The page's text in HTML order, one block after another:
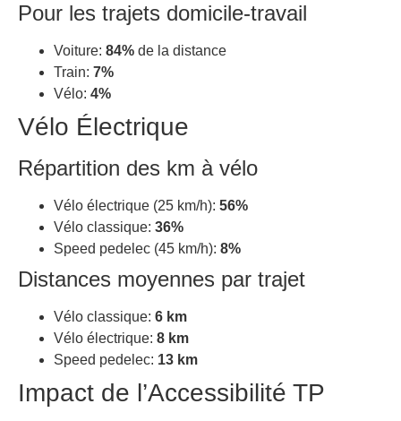
Pour les trajets domicile-travail
Voiture: 84% de la distance
Train: 7%
Vélo: 4%
Vélo Électrique
Répartition des km à vélo
Vélo électrique (25 km/h): 56%
Vélo classique: 36%
Speed pedelec (45 km/h): 8%
Distances moyennes par trajet
Vélo classique: 6 km
Vélo électrique: 8 km
Speed pedelec: 13 km
Impact de l’Accessibilité TP